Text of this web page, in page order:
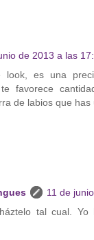
de 2013 a las
look, es una
favorece
de labios que has
11 de
tal cual.